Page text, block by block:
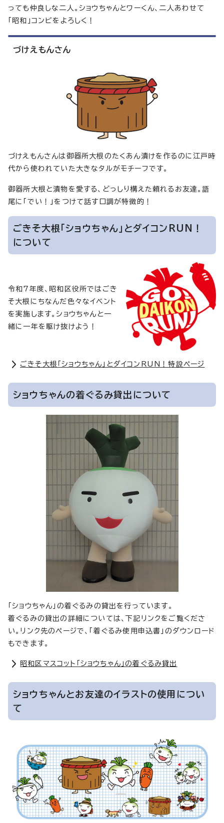
っても仲良しな二人。ショウちゃんとワーくん、二人あわせて
「昭和」コンビをよろしく！
づけえもんさん
づけえもんさんは御器所大根のたくあん漬けを作るのに江戸時
代から使われていた大きなタルがモチーフです。
御器所大根と漬物を愛する、どっしり構えた頼れるお友達。語
尾に「でい！」をつけて話す口調が特徴的！
ごきそ大根「ショウちゃん」とダイコンRUN！
について
令和7年度、昭和区役所ではごき
そ大根にちなんだ色々なイベント
を実施します。ショウちゃんと一
緒に一年を駆け抜けよう！
ごきそ大根「ショウちゃん」とダイコンRUN！特設ページ
ショウちゃんの着ぐるみ貸出について
「ショウちゃん」の着ぐるみの貸出を行っています。
着ぐるみの貸出の詳細については、下記リンクをご覧くださ
い。リンク先のページで、「着ぐるみ使用申込書」のダウンロード
もできます。
昭和区マスコット「ショウちゃん」の着ぐるみ貸出
ショウちゃんとお友達のイラストの使用につい
て